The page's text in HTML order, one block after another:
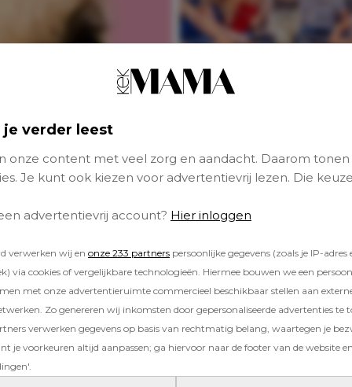
je verder leest
onze content met veel zorg en aandacht. Daarom tonen
Je kunt ook kiezen voor advertentievrij lezen. Die
advertentievrij account? Hier inloggen
verwerken wij en onze 233 partners persoonlijke gegevens (zoals je IP-adres
via cookies of vergelijkbare technologieën. Hiermee bouwen we een
met onze advertentieruimte commercieel beschikbaar stellen aan
Zo genereren wij inkomsten door gepersonaliseerde advertenties te
verwerken gegevens op basis van rechtmatig belang, waartegen je
je voorkeuren altijd aanpassen; ga hiervoor naar de footer van de website
Op
kan
Bestel híer tickets
korting